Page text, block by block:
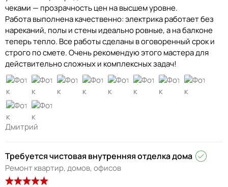
чеками — прозрачность цен на высшем уровне.
Работа выполнена качественно: электрика работает без
нареканий, полы и стены идеально ровные, а на балконе
теперь тепло. Все работы сделаны в оговоренный срок и
строго по смете. Очень рекомендую этого мастера для
действительно сложных и комплексных задач!
Дмитрий
Требуется чистовая внутренняя отделка дома
Ремонт квартир, домов, офисов